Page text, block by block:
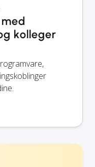
kolleger